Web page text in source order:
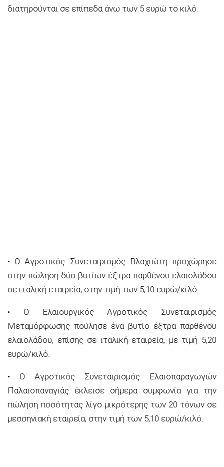
διατηρούνται σε επίπεδα άνω των 5 ευρώ το κιλό.
• ΟΑγροτικός Συνεταιρισμός Βλαχιώτη προχώρησε
στην πώληση δύο βυτίων έξτρα παρθένου ελαιολάδου
σε ιταλική εταιρεία, στην τιμή των 5,10 ευρώ/κιλό
• Ο
Ελαιουργικός Αγροτικός Συνεταιρισμός
Μεταμόρφωσης πούλησε ένα βυτίο έξτρα παρθένου
ελαιολάδου, επίσης σε ιταλική εταιρεία, με τιμή 5,20
ευρώ/κιλό
• Ο Αγροτικός Συνεταιρισμός Ελαιοπαραγωγών
Παλαιοπαναγιάς έκλεισε σήμερα συμφωνία για την
πώληση ποσότητας λίγο μικρότερης των 20 τόνων σε
μεσσηνιακή εταιρεία, στην τιμή των 5,10 ευρώ/κιλό